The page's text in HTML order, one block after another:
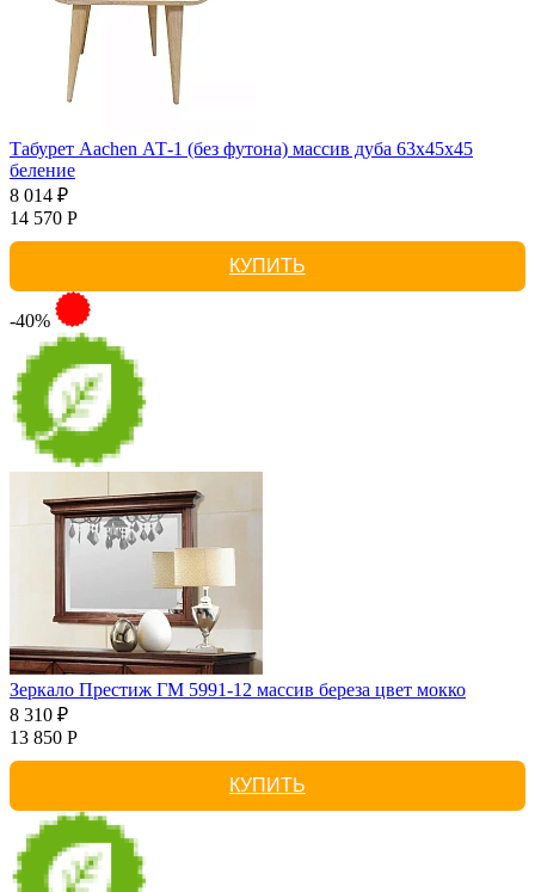
Табурет Aachen АТ-1 (без футона) массив дуба 63х45х45
беление
8 014 ₽
14 570 Р
КУПИТЬ
-40%
Зеркало Престиж ГМ 5991-12 массив береза цвет мокко
8 310 ₽
13 850 Р
КУПИТЬ